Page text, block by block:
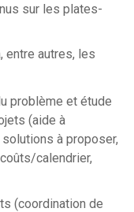
sur les plates-
entre autres, les
problème et étude
(aide à
à proposer,
calendrier,
(coordination de